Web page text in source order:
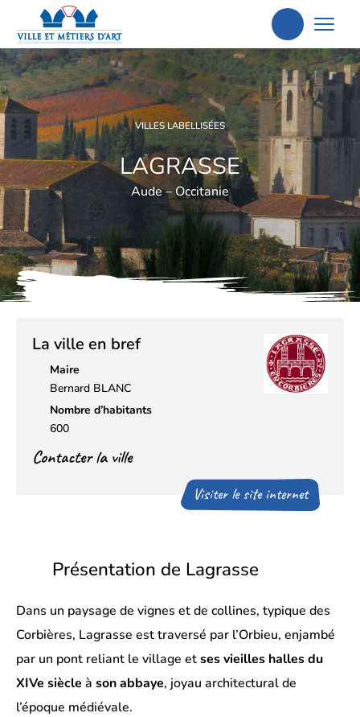
Aller
à
la
recherche
VILLES LABELLISÉES
LAGRASSE
Aude – Occitanie
La ville en bref
Maire
Bernard BLANC
Nombre d’habitants
600
Contacter la ville
Visiter le site internet
Présentation de Lagrasse
Dans un paysage de vignes et de collines, typique des
Corbières, Lagrasse est traversé par l’Orbieu, enjambé
par un pont reliant le village etses vieilles halles du
XIVe siècle à son abbaye, joyau architectural de
l’époque médiévale.